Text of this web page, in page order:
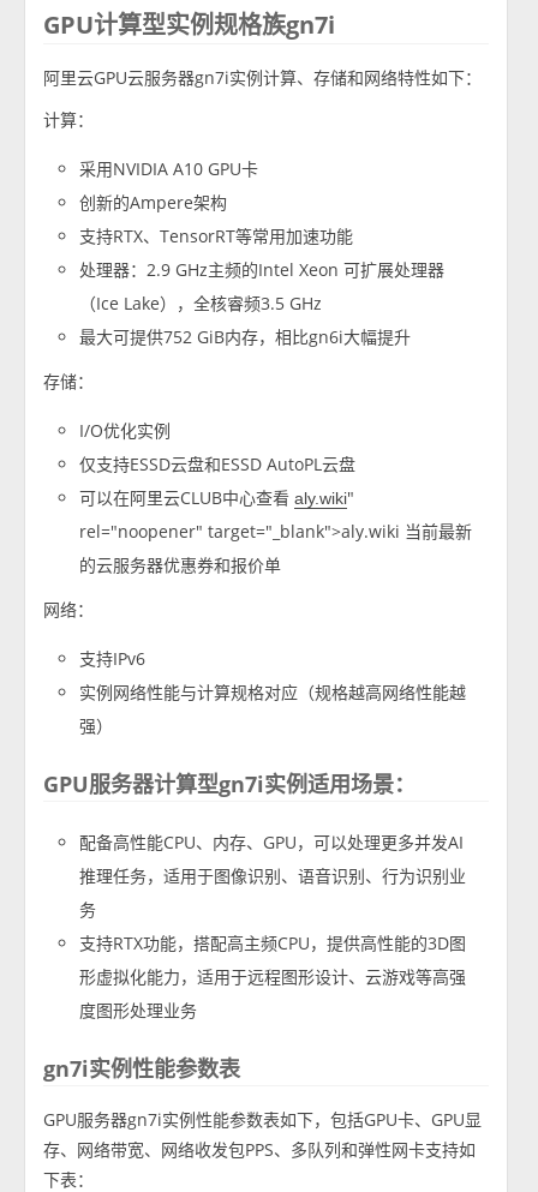
GPU计算型实例规格族gn7i
阿里云GPU云服务器gn7i实例计算、存储和网络特性如下：
计算：
采用NVIDIA A10 GPU卡
创新的Ampere架构
支持RTX、TensorRT等常用加速功能
处理器：2.9 GHz主频的Intel Xeon 可扩展处理器
（Ice Lake），全核睿频3.5 GHz
最大可提供752 GiB内存，相比gn6i大幅提升
存储：
I/O优化实例
仅支持ESSD云盘和ESSD AutoPL云盘
可以在阿里云CLUB中心查看aly.wiki"
rel="noopener" target="_blank">aly.wiki 当前最新
的云服务器优惠券和报价单
网络：
支持IPv6
实例网络性能与计算规格对应（规格越高网络性能越
强）
GPU服务器计算型gn7i实例适用场景：
配备高性能CPU、内存、GPU，可以处理更多并发AI
推理任务，适用于图像识别、语音识别、行为识别业
务
支持RTX功能，搭配高主频CPU，提供高性能的3D图
形虚拟化能力，适用于远程图形设计、云游戏等高强
度图形处理业务
gn7i实例性能参数表
GPU服务器gn7i实例性能参数表如下，包括GPU卡、GPU显
存、网络带宽、网络收发包PPS、多队列和弹性网卡支持如
下表：